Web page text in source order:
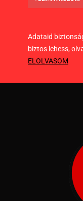
Adataid
biztos lehess,
ELOLVASOM